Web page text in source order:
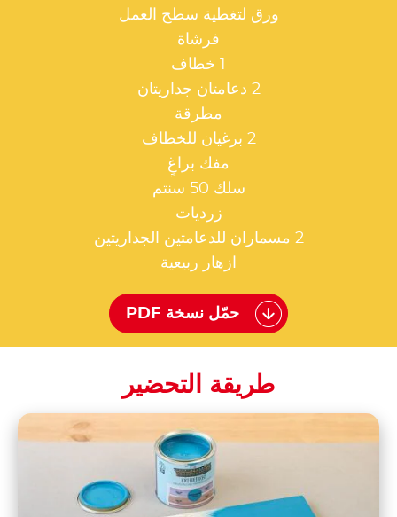
ورق لتغطية سطح العمل
فرشاة
2 دعامتان جداريتان
مطرقة
2 برغيان للخطاف
مفك براغٍ
سلك 50 سنتم
زرديات
2 مسماران للدعامتين الجداريتين
ازهار ربيعية
حمّل نسخة PDF
طريقة التحضير